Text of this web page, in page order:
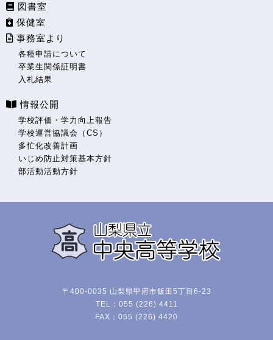
図書室
保健室
事務室より
各種申請について
卒業生関係証明書
入札結果
情報公開
学校評価・学力向上報告
学校運営協議会（CS）
多忙化改善計画
いじめ防止対策基本方針
部活動活動方針
〒400-0035 山梨県甲府市飯田5丁目6-23
TEL：055 (226) 4411
FAX：055 (226) 4420